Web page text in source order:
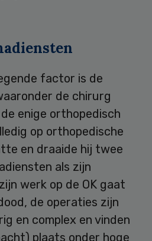
factor is de
de chirurg
enige orthopedisch
op orthopedische
en draaide hij twee
als zijn
werk op de OK gaat
de operaties zijn
en complex en vinden
plaats onder hoge